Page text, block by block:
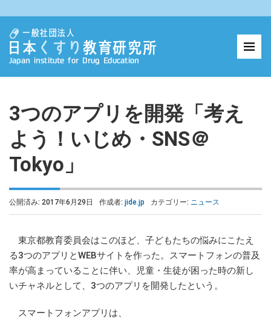
3つのアプリを開発「考え
よう！いじめ・SNS＠
Tokyo」
公開済み: 2017年6月29日 作成者: jide.jp カテゴリー: ニュース
東京都教育委員会はこのほど、子どもたちの悩みにこたえ
る3つのアプリとWEBサイトを作った。スマートフォンの普及
率が高まっていることに伴い、児童・生徒が困った時の新し
いチャネルとして、3つのアプリを開発したという。
スマートフォンアプリは、